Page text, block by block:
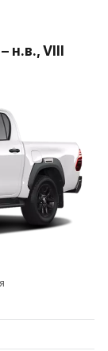
н.в., VIII